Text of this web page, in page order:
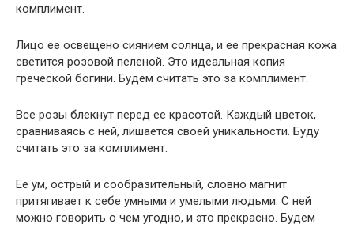
комплимент.
Лицо ее освещено сиянием солнца, и ее прекрасная кожа
светится розовой пеленой. Это идеальная копия
греческой богини. Будем считать это за комплимент.
Все розы блекнут перед ее красотой. Каждый цветок,
сравниваясь с ней, лишается своей уникальности. Буду
считать это за комплимент.
Ее ум, острый и сообразительный, словно магнит
притягивает к себе умными и умелыми людьми. С ней
можно говорить о чем угодно, и это прекрасно. Будем